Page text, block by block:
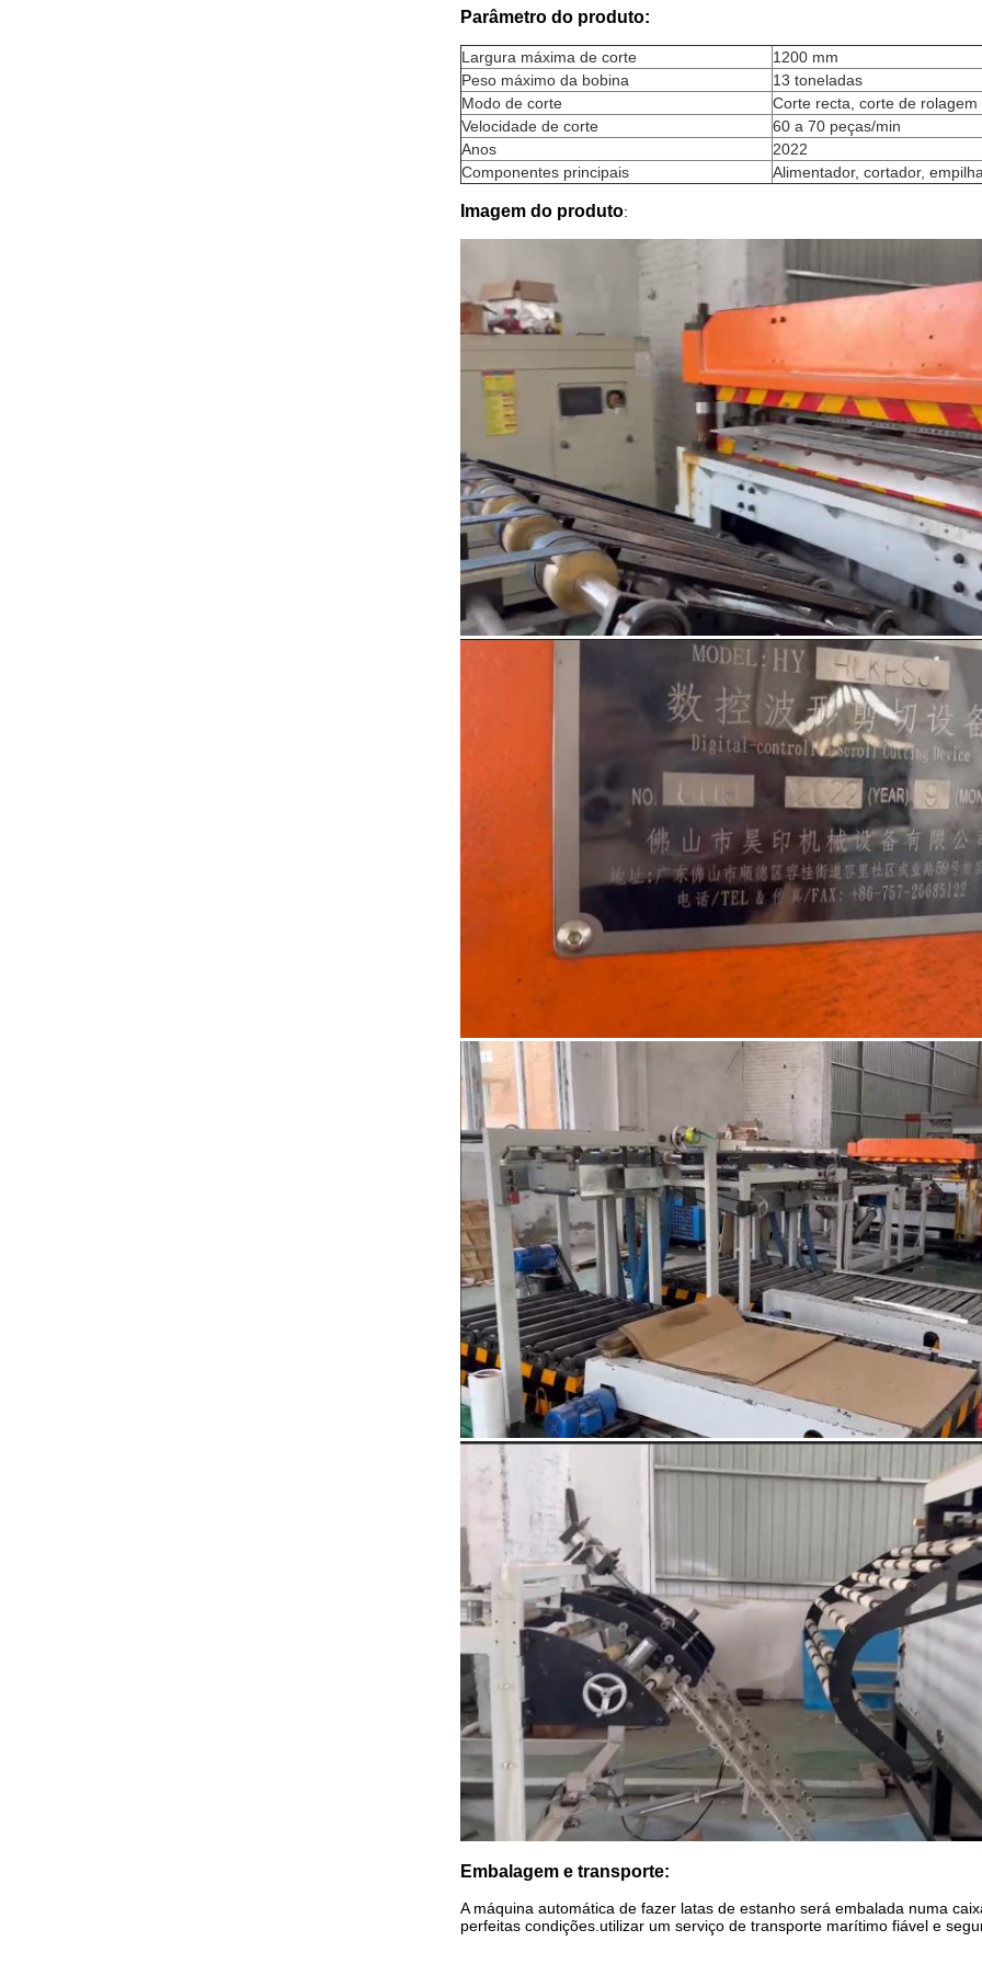
Parâmetro do produto:
Largura máxima de corte
1200 mm
Peso máximo da bobina
13 toneladas
Modo de corte
Corte recta, corte de rolagem
Velocidade de corte
60 a 70 peças/min
Anos
2022
Componentes principais
Alimentador, cortador,
Imagem do produto:
Embalagem e transporte:
A máquina automática de fazer latas de estanho será embalada numa
perfeitas condições.utilizar um serviço de transporte marítimo fiável e